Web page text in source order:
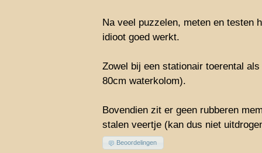
Na veel puzzelen, meten en testen
idioot goed werkt.
Zowel bij een stationair toerental
80cm waterkolom).
Bovendien zit er geen rubberen
stalen veertje (kan dus niet
Beoordelingen